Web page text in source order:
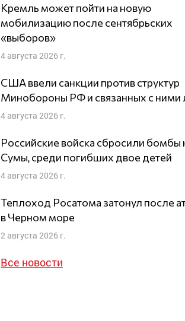
Кремль может пойти на новую
мобилизацию после сентябрьских
«выборов»
4 августа 2026 г.
США ввели санкции против структур
Минобороны РФ и связанных с ними
4 августа 2026 г.
Российские войска сбросили бомбы
Сумы, среди погибших двое детей
4 августа 2026 г.
Теплоход Росатома затонул после
в Черном море
2 августа 2026 г.
Все новости